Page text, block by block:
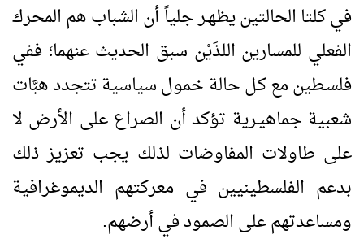
في كلتا الحالتين يظهـر جلياً أن الشباب هم المحرك
الفعلي للمسارين اللذَيْن سبق الحديث عنهما؛ ففي
فلسـطين مع كـل حالة خمول سياسية تتجدد هبَّات
شعبية جماهيـرية تؤكد أن الصراع على الأرض لا
على طاولات المفاوضات لذلك يجب تعزيز ذلك
بدعم الفلسطينيين في معركتهم الديموغرافية
ومساعدتهم على الصمود في أرضهم.